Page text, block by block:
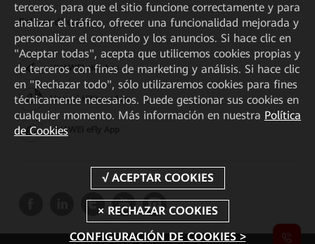
Enlaces directos
HUAWEI eKit App
Huawei HiKnow App
HUAWEI eFly App
terceros, para que el sitio funcione correctamente y para
analizar el tráfico, ofrecer una funcionalidad mejorada y
personalizar el contenido y los anuncios. Si hace clic en
"Aceptar todas", acepta que utilicemos cookies propias y
de terceros con fines de marketing y análisis. Si hace clic
en "Rechazar todo", sólo utilizaremos cookies para fines
técnicamente necesarios. Puede gestionar sus cookies en
cualquier momento. Más información en nuestra Política
de Cookies
CONFIGURACIÓN DE COOKIES >